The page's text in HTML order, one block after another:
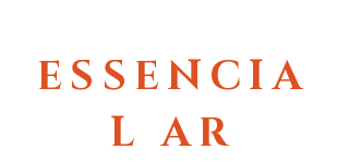
ESSENCIA
L AR